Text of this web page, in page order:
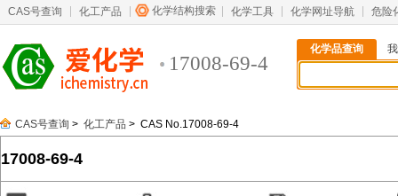
CAS号查询 化工产品 化学结构搜索 化学工具 化学网址导航 危险
17008-69-4
化学品查询
CAS号查询 > 化工产品 > CAS No.17008-69-4
17008-69-4